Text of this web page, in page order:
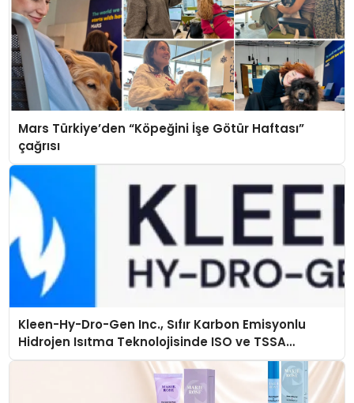
Mars Türkiye’den “Köpeğini İşe Götür Haftası”
çağrısı
Kleen-Hy-Dro-Gen Inc., Sıfır Karbon Emisyonlu
Hidrojen Isıtma Teknolojisinde ISO ve TSSA
Düzenleyici Onaylarını Aldı